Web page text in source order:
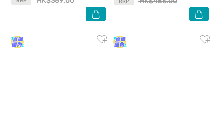
RRP